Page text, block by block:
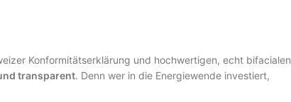
Konformitätserklärung und hochwertigen, echt bifacialen
transparent. Denn wer in die Energiewende investiert,